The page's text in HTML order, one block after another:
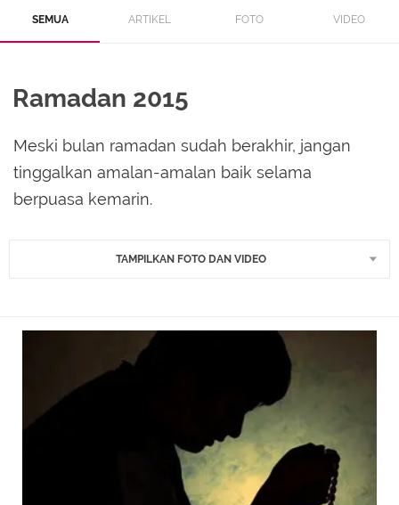
SEMUA ARTIKEL FOTO VIDEO
Ramadan 2015
Meski bulan ramadan sudah berakhir, jangan
tinggalkan amalan-amalan baik selama
berpuasa kemarin.
TAMPILKAN FOTO DAN VIDEO